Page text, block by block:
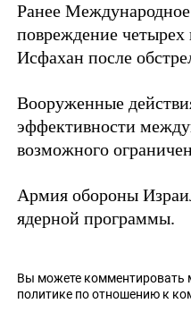
Ранее
повреждение четырех
Исфахан после
Вооруженные
эффективности
возможного
Армия обороны
ядерной программы.
Вы можете комментировать
политике по отношению к